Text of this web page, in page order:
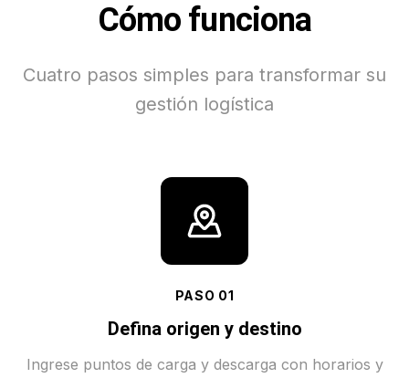
Cómo funciona
Cuatro pasos simples para transformar su
gestión logística
PASO 01
Defina origen y destino
Ingrese puntos de carga y descarga con horarios y